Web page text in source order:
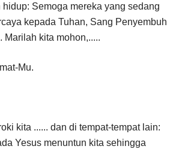
Semoga mereka yang sedang
kepada Tuhan, Sang Penyembuh
Marilah kita mohon,.....
Mu.
kita ...... dan di tempat-tempat lain:
Yesus menuntun kita sehingga